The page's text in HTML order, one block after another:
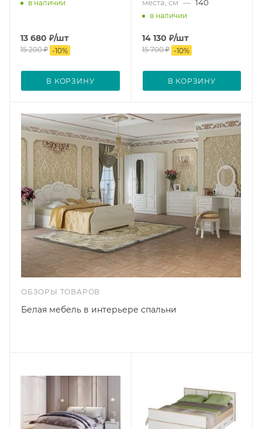
в наличии
13 680 ₽/шт
15 200₽ -10%
В КОРЗИНУ
места, см — 140
в наличии
14 130 ₽/шт
15 700₽ -10%
В КОРЗИНУ
ОБЗОРЫ ТОВАРОВ
Белая мебель в интерьере спальни